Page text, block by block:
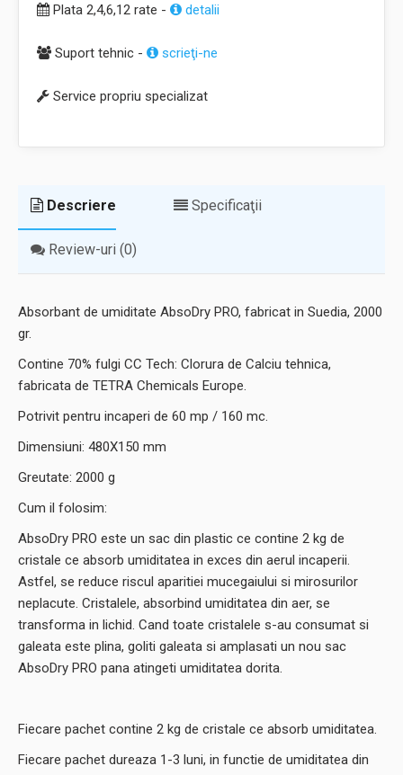
Plata 2,4,6,12 rate - detalii
Suport tehnic - scrieţi-ne
Service propriu specializat
Descriere Specificaţii
Review-uri (0)
Absorbant de umiditate AbsoDry PRO, fabricat in Suedia, 2000
gr.
Contine 70% fulgi CC Tech: Clorura de Calciu tehnica,
fabricata de TETRA Chemicals Europe.
Potrivit pentru incaperi de 60 mp / 160 mc.
Dimensiuni: 480X150 mm
Greutate: 2000 g
Cum il folosim:
AbsoDry PRO este un sac din plastic ce contine 2 kg de
cristale ce absorb umiditatea in exces din aerul incaperii.
Astfel, se reduce riscul aparitiei mucegaiului si mirosurilor
neplacute. Cristalele, absorbind umiditatea din aer, se
transforma in lichid. Cand toate cristalele s-au consumat si
galeata este plina, goliti galeata si amplasati un nou sac
AbsoDry PRO pana atingeti umiditatea dorita.
Fiecare pachet contine 2 kg de cristale ce absorb umiditatea.
Fiecare pachet dureaza 1-3 luni, in functie de umiditatea din